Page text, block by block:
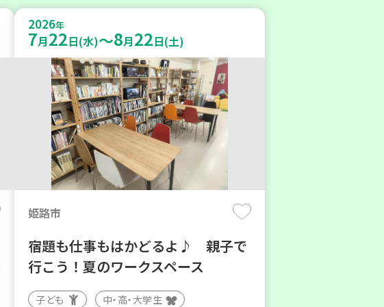
2026年
7月22日(水)～8月22日(土)
姫路市
宿題も仕事もはかどるよ♪ 親子で
行こう！夏のワークスペース
子ども 中・高・大学生